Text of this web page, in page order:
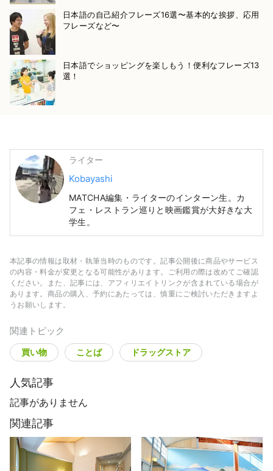
日本語の自己紹介フレーズ16選〜基本的な挨拶、応用
フレーズなど〜
日本語でショッピングを楽しもう！便利なフレーズ13
選！
ライター
Kobayashi
MATCHA編集・ライターのインターン生。カ
フェ・レストラン巡りと映画鑑賞が大好きな大
学生。
本記事の情報は取材・執筆当時のものです。記事公開後に商品やサービス
の内容・料金が変更となる可能性があります。ご利用の際は改めてご確認
ください。また、記事には、アフィリエイトリンクが含まれている場合が
あります。商品の購入、予約にあたっては、慎重にご検討いただきますよ
うお願いします。
関連トピック
買い物 ことば ドラッグストア
人気記事
記事がありません
関連記事